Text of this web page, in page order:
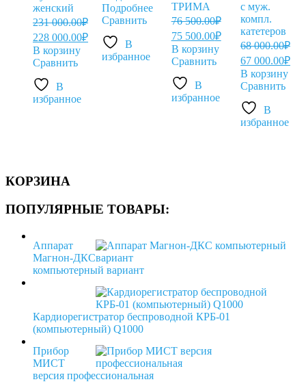
231 000.00₽
Первоначальная
цена
составляла
231
000.00₽.
228 000.00₽Текущая
цена:
228
В корзину
Сравнить
В
избранное
Подробнее
Сравнить
В
избранное
76 500.00₽
Первоначальная
цена
составляла
76
500.00₽.
75 500.00₽Текущая
цена:
500.00₽.
В корзину
Сравнить
В
избранное
68 000.00₽
цена
составляла
68
000.00₽.
67 000.00₽
В корзину
Сравнить
В
избранное
КОРЗИНА
ПОПУЛЯРНЫЕ ТОВАРЫ:
Аппарат
Магнон-ДКС
компьютерный вариант
Кардиорегистратор беспроводной КРБ-01
(компьютерный) Q1000
Прибор
МИСТ
версия профессиональная